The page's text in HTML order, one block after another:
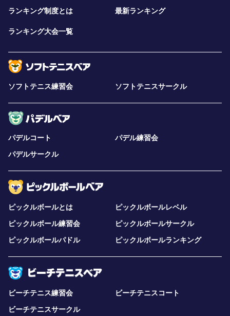
ランキング制度とは 最新ランキング
ランキング大会一覧
ソフトテニス練習会 ソフトテニスサークル
パデルコート
パデル練習会
パデルサークル
ピックルボールとは
ピックルボールレベル
ピックルボール練習会
ピックルボールサークル
ピックルボールパドル
ピックルボールランキング
ビーチテニス練習会
ビーチテニスコート
ビーチテニスサークル